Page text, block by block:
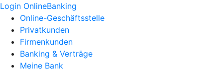
Login OnlineBanking
Online-Geschäftsstelle
Privatkunden
Firmenkunden
Banking & Verträge
Meine Bank